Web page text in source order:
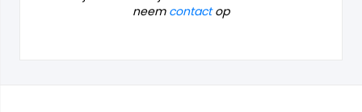
neem contactop